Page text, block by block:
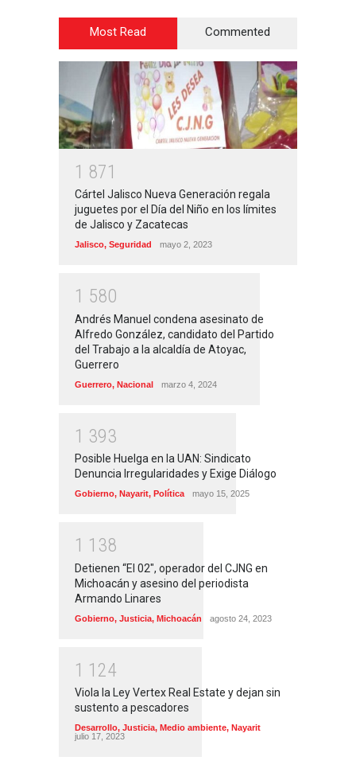
Most Read Commented
1 871
Cártel Jalisco Nueva Generación regala
juguetes por el Día del Niño en los límites
de Jalisco y Zacatecas
Jalisco, Seguridad mayo 2, 2023
1 580
Andrés Manuel condena asesinato de
Alfredo González, candidato del Partido
del Trabajo a la alcaldía de Atoyac,
Guerrero
Guerrero, Nacional marzo 4, 2024
1 393
Posible Huelga en la UAN: Sindicato
Denuncia Irregularidades y Exige Diálogo
Gobierno, Nayarit, Política mayo 15, 2025
1 1 38
Detienen “El 02″, operador del CJNG en
Michoacán y asesino del periodista
Armando Linares
Gobierno, Justicia, Michoacán agosto 24, 2023
1 1 24
Viola la Ley Vertex Real Estate y dejan sin
sustento a pescadores
Desarrollo, Justicia, Medio ambiente, Nayarit
julio 17, 2023